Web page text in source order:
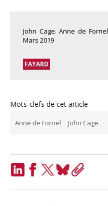
John Cage. Anne de
Mars 2019
FAYARD
Mots-clefs de cet article
Anne de Fornel John Cage